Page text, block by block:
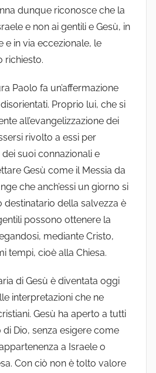
dunque riconosce che la
e non ai gentili e Gesù, in
e in via eccezionale, le
richiesto.
Paolo fa un’affermazione
Proprio lui, che si
all’evangelizzazione dei
rivolto a essi per
suoi connazionali e
Gesù come il Messia da
che anch’essi un giorno si
destinatario della salvezza è
possono ottenere la
mediante Cristo,
tempi, cioè alla Chiesa.
di Gesù è diventata oggi
interpretazioni che ne
Gesù ha aperto a tutti
di Dio, senza esigere come
a Israele o
Con ciò non è tolto valore